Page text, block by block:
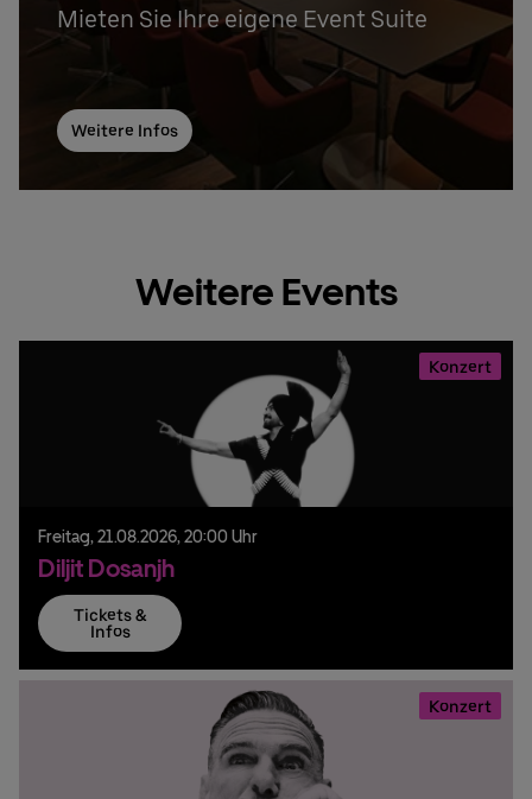
Mieten Sie Ihre eigene Event Suite
Weitere Infos
Weitere Events
Konzert
Freitag, 21.08.2026, 20:00 Uhr
Diljit Dosanjh
Tickets &
Infos
Konzert